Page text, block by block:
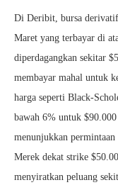
Di Deribit, bursa
Maret yang terbayar di
diperdagangkan sekitar
membayar mahal untuk
harga seperti Black-
bawah 6% untuk
menunjukkan
Merek dekat strike
menyiratkan peluang